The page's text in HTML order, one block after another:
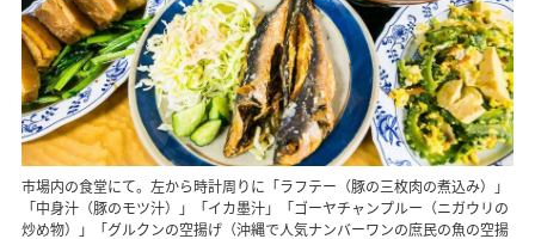
市場内の食堂にて。左から時計周りに「ラフテー（豚の三枚肉の煮込み）」
「中身汁（豚のモツ汁）」「イカ墨汁」「ゴーヤチャンプルー（ニガウリの
炒め物）」「グルクンの空揚げ（沖縄で人気ナンバーワンの庶民の魚の空揚